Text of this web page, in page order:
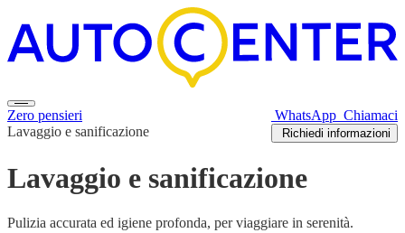
Zero pensieri
Lavaggio e sanificazione
WhatsApp Chiamaci
Richiedi informazioni
Lavaggio e sanificazione
Pulizia accurata ed igiene profonda, per viaggiare in serenità.